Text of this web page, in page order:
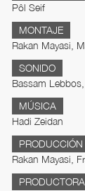
Pôl Seif
MONTAJE
Rakan Mayasi,
SONIDO
Bassam
MÚSICA
Hadi Zeidan
PRODUCCIÓN
Rakan Mayasi,
PRODUCTORA